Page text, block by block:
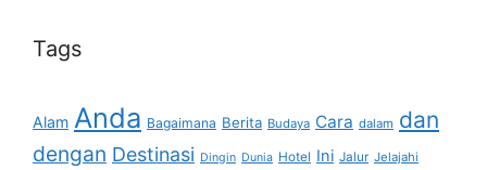
Tags
Alam Anda Bagaimana Berita Budaya Cara dalam dan
dengan Destinasi Dingin Dunia Hotel Ini Jalur Jelajahi